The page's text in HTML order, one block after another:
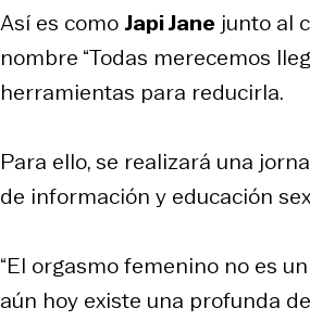
Así es como Japi Jane junto al
nombre “Todas merecemos
herramientas para reducirla.
Para ello, se realizará una
de información y educación
“El orgasmo femenino no es
aún hoy existe una profunda